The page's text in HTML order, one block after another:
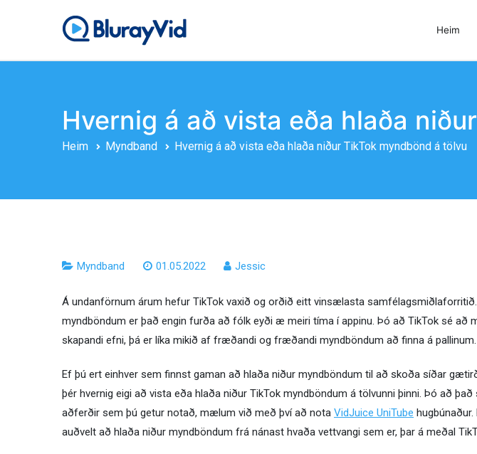
Heim
Hvernig á að vista eða hlaða
Heim Myndband Hvernig á að vista eða hlaða niður TikTok myndbönd á tölvu
Myndband 01.05.2022 Jessic
Á undanförnum árum hefur TikTok vaxið og orðið eitt vinsælasta
myndböndum er það engin furða að fólk eyði æ meiri tíma í appinu. Þó að TikTok sé að
skapandi efni, þá er líka mikið af fræðandi og fræðandi myndböndum að finna á pallinum.
Ef þú ert einhver sem finnst gaman að hlaða niður myndböndum til að skoða síðar
þér hvernig eigi að vista eða hlaða niður TikTok myndböndum á tölvunni þinni. Þó að
aðferðir sem þú getur notað, mælum við með því að nota VidJuice UniTube
auðvelt að hlaða niður myndböndum frá nánast hvaða vettvangi sem er, þar á meðal